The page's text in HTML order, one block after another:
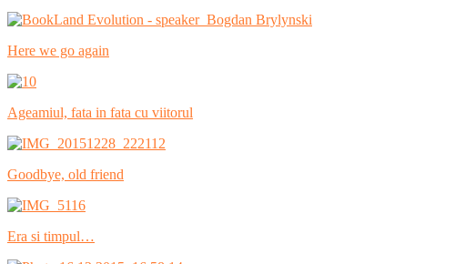
Here we go again
Ageamiul, fata in fata cu viitorul
Goodbye, old friend
Era si timpul…